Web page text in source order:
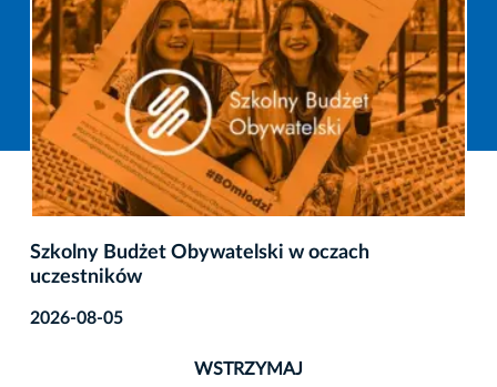
Szkolny Budżet Obywatelski w oczach
uczestników
2026-08-05
WSTRZYMAJ